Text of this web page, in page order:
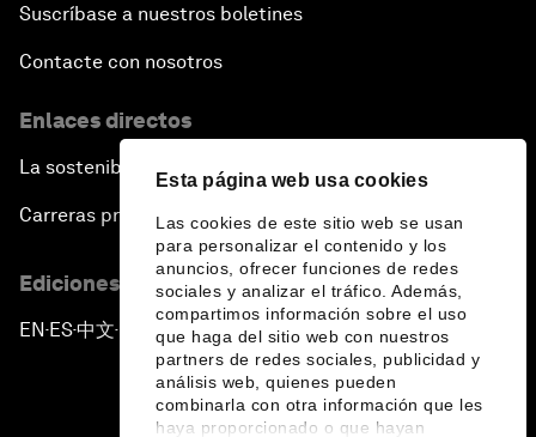
Esta página web usa cookies
Las cookies de este sitio web se usan
para personalizar el contenido y los
anuncios, ofrecer funciones de redes
sociales y analizar el tráfico. Además,
compartimos información sobre el uso
que haga del sitio web con nuestros
partners de redes sociales, publicidad y
análisis web, quienes pueden
combinarla con otra información que les
haya proporcionado o que hayan
Suscríbase a nuestros boletines
Contacte con nosotros
Enlaces directos
La sostenibilidad en el Foro
Carreras profesionales
Ediciones en otros idiomas
EN ▪ES▪中文▪ 日本語